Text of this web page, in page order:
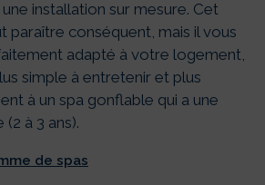
installation sur mesure. Cet
paraître conséquent, mais il vous
adapté à votre logement,
simple à entretenir et plus
à un spa gonflable qui a une
à 3 ans).
de spas